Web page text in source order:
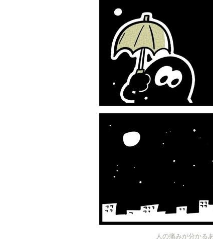
人の痛みが分かる